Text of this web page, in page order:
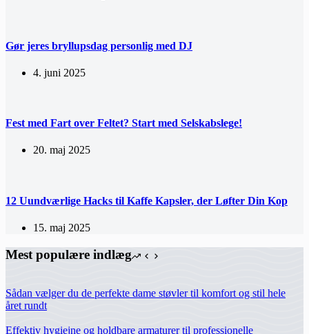
Gør jeres bryllupsdag personlig med DJ
4. juni 2025
Fest med Fart over Feltet? Start med Selskabslege!
20. maj 2025
12 Uundværlige Hacks til Kaffe Kapsler, der Løfter Din Kop
15. maj 2025
Mest populære indlæg
Sådan vælger du de perfekte dame støvler til komfort og stil hele
året rundt
Effektiv hygiejne og holdbare armaturer til professionelle